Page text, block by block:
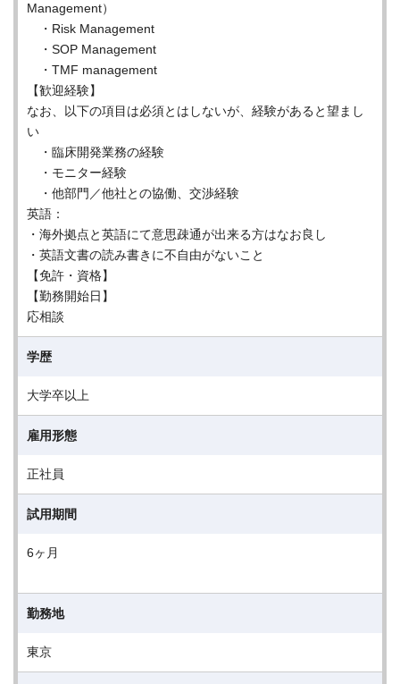
Management）
・Risk Management
・SOP Management
・TMF management
【歓迎経験】
なお、以下の項目は必須とはしないが、経験があると望まし
い
・臨床開発業務の経験
・モニター経験
・他部門／他社との協働、交渉経験
英語：
・海外拠点と英語にて意思疎通が出来る方はなお良し
・英語文書の読み書きに不自由がないこと
【免許・資格】
【勤務開始日】
応相談
学歴
大学卒以上
雇用形態
正社員
試用期間
6ヶ月
勤務地
東京